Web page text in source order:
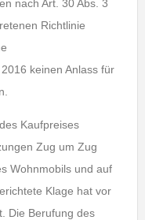
nach Art. 30 Abs. 3
Richtlinie
keinen Anlass für
Kaufpreises
Zug um Zug
Wohnmobils und auf
Klage hat vor
Die Berufung des